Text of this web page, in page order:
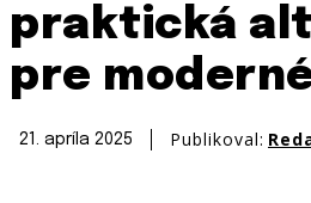
praktická
pre
21. apríla 2025 Publikoval: